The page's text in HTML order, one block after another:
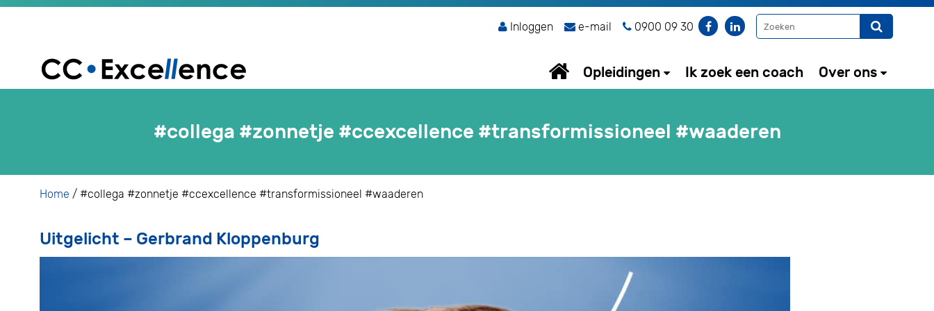
Inloggen e-mail 0900 09 30
Opleidingen Ik zoek een coach Over ons
#collega #zonnetje #ccexcellence #transformissioneel #waaderen
Home / #collega #zonnetje #ccexcellence #transformissioneel #waaderen
Uitgelicht – Gerbrand Kloppenburg